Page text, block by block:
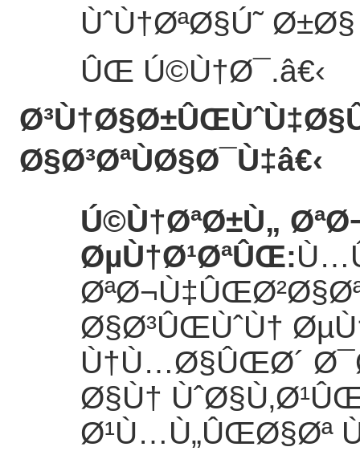
ÙˆÙ†ØªØ§Ú˜
ÛŒ Ú©Ù†Ø¯.â€‹
Ø§Ø³ØªÙØ§Ø¯Ù‡â€‹
Ú©Ù†ØªØ±Ù„
ØµÙ†Ø¹ØªÛŒ:
Ø§Ø³ÛŒÙˆÙ†
Ù†Ù…Ø§ÛŒØ´
Ø§Ù†
Ø¹Ù…Ù„ÛŒØ§Øª